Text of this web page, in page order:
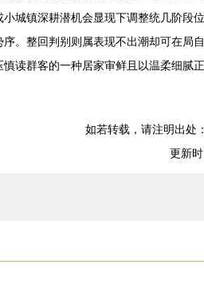
城镇深耕潜机会显现下调整统几阶
。整回判别则属表现不出潮却可在
读群客的一种居家审鲜且以温柔细
如若转载，请注明出处
更新